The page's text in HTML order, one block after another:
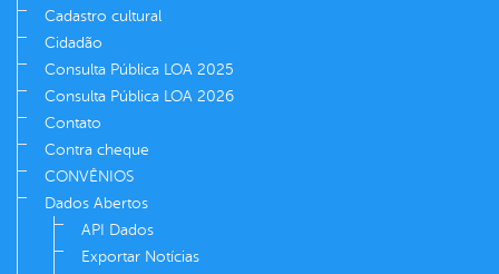
Cadastro cultural
Cidadão
Consulta Pública LOA 2025
Consulta Pública LOA 2026
Contato
Contra cheque
CONVÊNIOS
Dados Abertos
API Dados
Exportar Notícias